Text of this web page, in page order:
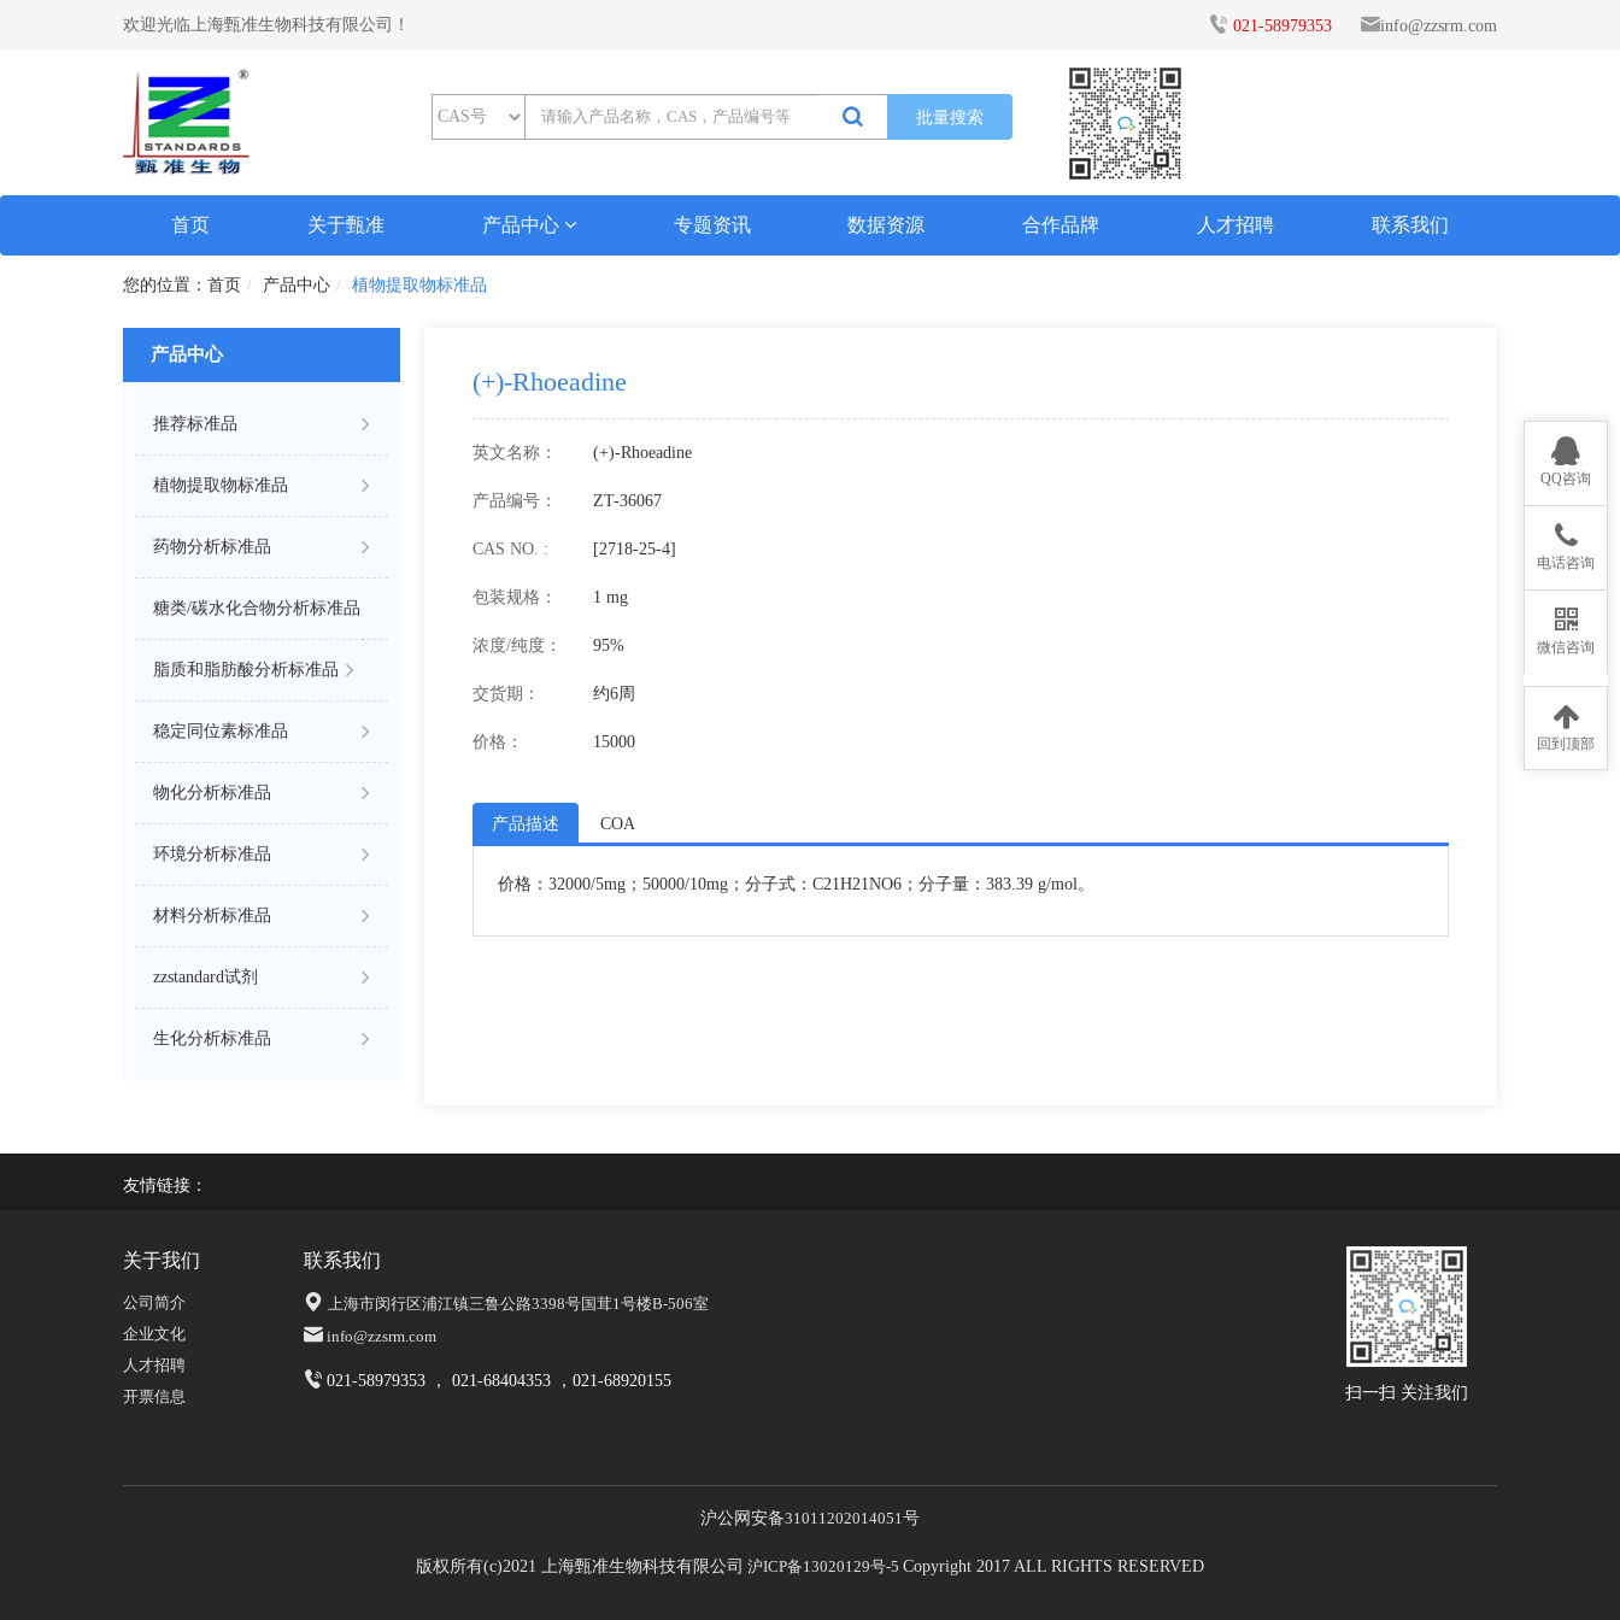
欢迎光临上海甄准生物科技有限公司！ 021-58979353 info@zzsrm.com
批量搜索
首页(current) 关于甄准 产品中心 专题资讯 数据资源 合作品牌 人才招聘 联系我们
首页 产品中心 植物提取物标准品
产品中心
推荐标准品
植物提取物标准品
药物分析标准品
糖类/碳水化合物分析标准品
脂质和脂肪酸分析标准品
稳定同位素标准品
物化分析标准品
环境分析标准品
材料分析标准品
zzstandard试剂
生化分析标准品
(+)-Rhoeadine
英文名称： (+)-Rhoeadine
产品编号： ZT-36067
CAS NO. : [2718-25-4]
包装规格： 1 mg
浓度/纯度： 95%
交货期： 约6周
价格： 15000
产品描述 COA
价格：32000/5mg；50000/10mg；分子式：C21H21NO6；分子量：383.39 g/mol。
友情链接：
关于我们
公司简介
企业文化
人才招聘
开票信息
联系我们
上海市闵行区浦江镇三鲁公路3398号国茸1号楼B-506室
info@zzsrm.com
021-58979353 ， 021-68404353 ，021-68920155
扫一扫 关注我们
沪公网安备31011202014051号
版权所有(c)2021 上海甄准生物科技有限公司 沪ICP备13020129号-5 Copyright 2017 ALL RIGHTS RESERVED
QQ咨询
电话咨询
微信咨询
回到顶部